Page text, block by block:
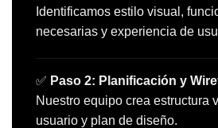
Identificamos estilo visual,
necesarias y experiencia de
✅ Paso 2: Planificación y
Nuestro equipo crea estructura
usuario y plan de diseño.